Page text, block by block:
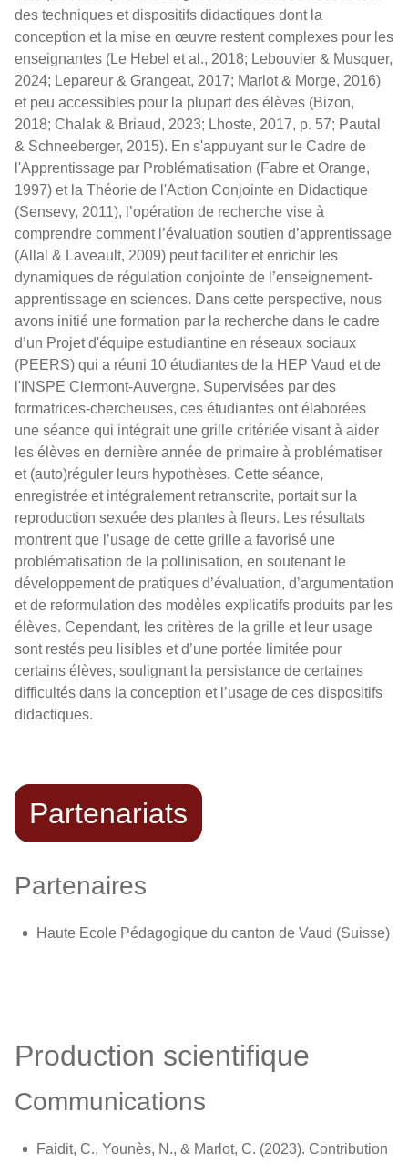
des techniques et dispositifs didactiques dont la
conception et la mise en œuvre restent complexes pour les
enseignantes (Le Hebel et al., 2018; Lebouvier & Musquer,
2024; Lepareur & Grangeat, 2017; Marlot & Morge, 2016)
et peu accessibles pour la plupart des élèves (Bizon,
2018; Chalak & Briaud, 2023; Lhoste, 2017, p. 57; Pautal
& Schneeberger, 2015). En s'appuyant sur le Cadre de
l'Apprentissage par Problématisation (Fabre et Orange,
1997) et la Théorie de l'Action Conjointe en Didactique
(Sensevy, 2011), l’opération de recherche vise à
comprendre comment l’évaluation soutien d’apprentissage
(Allal & Laveault, 2009) peut faciliter et enrichir les
dynamiques de régulation conjointe de l’enseignement-
apprentissage en sciences. Dans cette perspective, nous
avons initié une formation par la recherche dans le cadre
d’un Projet d'équipe estudiantine en réseaux sociaux
(PEERS) qui a réuni 10 étudiantes de la HEP Vaud et de
l'INSPE Clermont-Auvergne. Supervisées par des
formatrices-chercheuses, ces étudiantes ont élaborées
une séance qui intégrait une grille critériée visant à aider
les élèves en dernière année de primaire à problématiser
et (auto)réguler leurs hypothèses. Cette séance,
enregistrée et intégralement retranscrite, portait sur la
reproduction sexuée des plantes à fleurs. Les résultats
montrent que l’usage de cette grille a favorisé une
problématisation de la pollinisation, en soutenant le
développement de pratiques d’évaluation, d’argumentation
et de reformulation des modèles explicatifs produits par les
élèves. Cependant, les critères de la grille et leur usage
sont restés peu lisibles et d’une portée limitée pour
certains élèves, soulignant la persistance de certaines
difficultés dans la conception et l’usage de ces dispositifs
didactiques.
Partenariats
Partenaires
Haute Ecole Pédagogique du canton de Vaud (Suisse)
Production scientifique
Communications
Faidit, C., Younès, N., & Marlot, C. (2023). Contribution